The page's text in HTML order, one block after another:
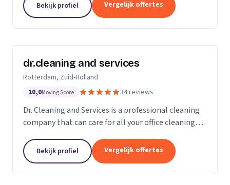
we ons door het leveren van...
Bekijk profiel Vergelijk offertes
dr.cleaning and services
Rotterdam, Zuid-Holland
10,0Moving Score 34 reviews
Dr. Cleaning and Services is a professional cleaning
company that can care for all your office cleaning
general cleaning to deep cleaning, so you can...
Bekijk profiel Vergelijk offertes